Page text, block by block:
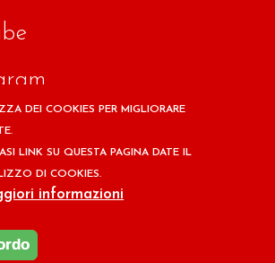
Il design ed i contenuti del sito
e della Salute ADAS
DEI COOKIES PER MIGLIORARE
LINK SU QUESTA PAGINA DATE IL
DI COOKIES.
informazioni